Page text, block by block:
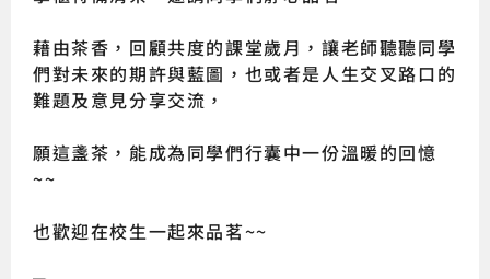
藉由茶香，回顧共度的課堂歲月，讓老師聽聽同學
們對未來的期許與藍圖，也或者是人生交叉路口的
難題及意見分享交流，
願這盞茶，能成為同學們行囊中一份溫暖的回憶
~~
也歡迎在校生一起來品茗~~